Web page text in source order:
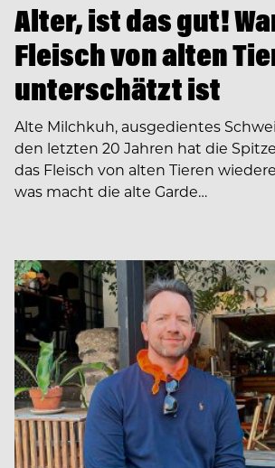
Alter, ist das gut!
Fleisch von alten
unterschätzt ist
Alte Milchkuh, ausgedientes
den letzten 20 Jahren hat die
das Fleisch von alten Tieren
was macht die alte Garde…